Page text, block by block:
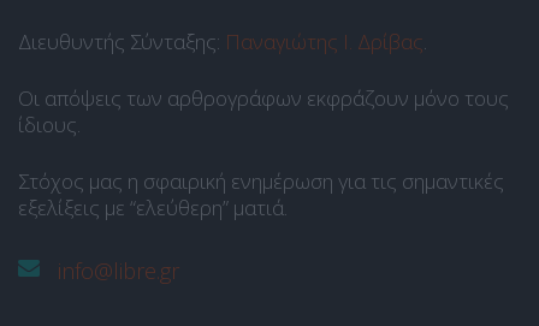
Διευθυντής Σύνταξης: Παναγιώτης Ι. Δρίβας.
Οι απόψεις των αρθρογράφων εκφράζουν μόνο τους
ίδιους.
Στόχος μας η σφαιρική ενημέρωση για τις σημαντικές
εξελίξεις με “ελεύθερη” ματιά.
info@libre.gr